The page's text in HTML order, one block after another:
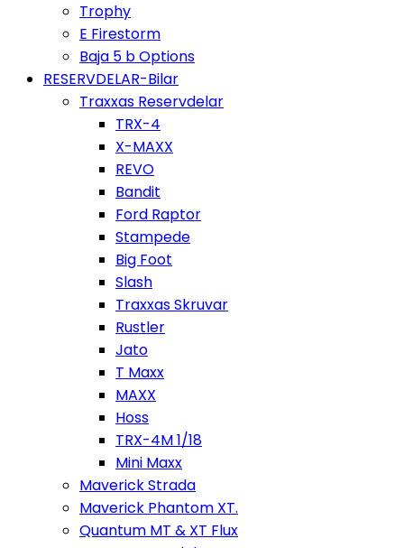
Trophy
E Firestorm
Baja 5 b Options
RESERVDELAR-Bilar
Traxxas Reservdelar
TRX-4
X-MAXX
REVO
Bandit
Ford Raptor
Stampede
Big Foot
Slash
Traxxas Skruvar
Rustler
Jato
T Maxx
MAXX
Hoss
TRX-4M 1/18
Mini Maxx
Maverick Strada
Maverick Phantom XT.
Quantum MT & XT Flux